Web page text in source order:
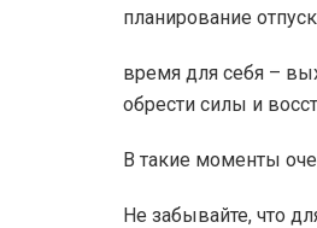
планирование
время для себя –
обрести силы и
В такие моменты
Не забывайте, что